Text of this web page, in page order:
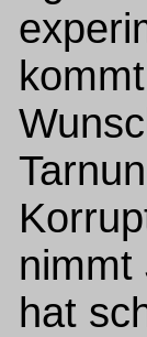
nimmt
hat